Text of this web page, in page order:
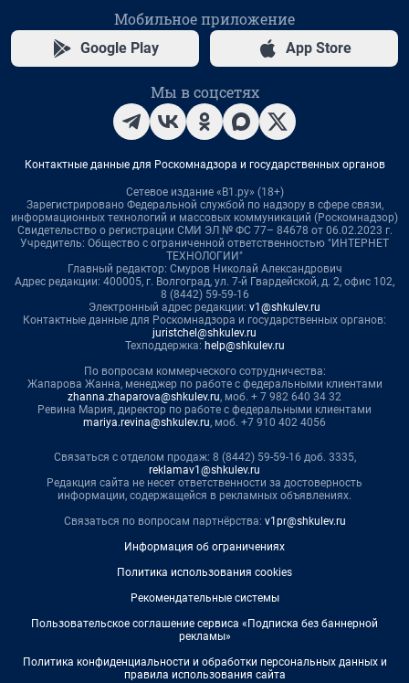
Мобильное приложение
Google Play App Store
Мы в соцсетях
Контактные данные для Роскомнадзора и государственных органов
Сетевое издание «В1.ру» (18+)
Зарегистрировано Федеральной службой по надзору в сфере связи,
информационных технологий и массовых коммуникаций (Роскомнадзор)
Свидетельство о регистрации СМИ ЭЛ № ФС 77– 84678 от 06.02.2023 г.
Учредитель: Общество с ограниченной ответственностью "ИНТЕРНЕТ
ТЕХНОЛОГИИ"
Главный редактор: Смуров Николай Александрович
Адрес редакции: 400005, г. Волгоград, ул. 7-й Гвардейской, д. 2, офис 102,
8 (8442) 59-59-16
Электронный адрес редакции: v1@shkulev.ru
Контактные данные для Роскомнадзора и государственных органов:
juristchel@shkulev.ru
Техподдержка: help@shkulev.ru
По вопросам коммерческого сотрудничества:
Жапарова Жанна, менеджер по работе с федеральными клиентами
zhanna.zhaparova@shkulev.ru, моб. + 7 982 640 34 32
Ревина Мария, директор по работе с федеральными клиентами
mariya.revina@shkulev.ru, моб. +7 910 402 4056
Связаться с отделом продаж: 8 (8442) 59-59-16 доб. 3335,
reklamav1@shkulev.ru
Редакция сайта не несет ответственности за достоверность
информации, содержащейся в рекламных объявлениях.
Связаться по вопросам партнёрства: v1pr@shkulev.ru
Информация об ограничениях
Политика использования cookies
Рекомендательные системы
Пользовательское соглашение сервиса «Подписка без баннерной
рекламы»
Политика конфиденциальности и обработки персональных данных и
правила использования сайта